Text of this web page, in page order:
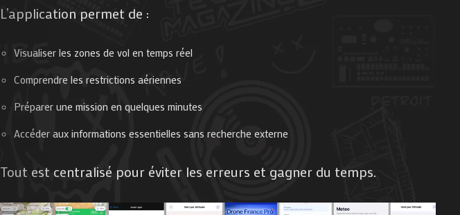
L’application permet de :
Visualiser les zones de vol en temps réel
Comprendre les restrictions aériennes
Préparer une mission en quelques minutes
Accéder aux informations essentielles sans recherche externe
Tout est centralisé pour éviter les erreurs et gagner du temps.